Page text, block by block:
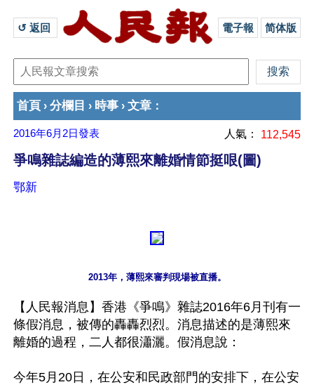
↺ 返回 電子報 简体版
首頁 › 分欄目 › 時事 › 文章 ：
2016年6月2日發表 人氣： 112,545
爭鳴雜誌編造的薄熙來離婚情節挺哏(圖)
鄂新
2013年，薄熙來審判現場被直播。
【人民報消息】香港《爭鳴》雜誌2016年6月刊有一
條假消息，被傳的轟轟烈烈。消息描述的是薄熙來
離婚的過程，二人都很瀟灑。假消息說：
今年5月20日，在公安和民政部門的安排下，在公安